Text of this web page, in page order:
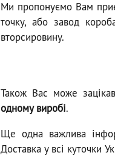
Ми пропонуємо Вам
точку, або завод
вторсировину.
Також Вас може
одному виробі.
Ще одна важлива
Доставка у всі куточки